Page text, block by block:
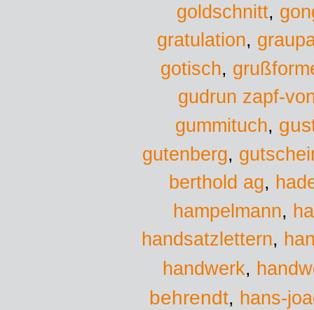
goldschnitt,
gratulation,
gotisch,
gudrun zapf-
gummituch,
gutenberg,
berthold ag,
hampelmann,
handsatzlettern,
handwerk,
behrendt, hans-